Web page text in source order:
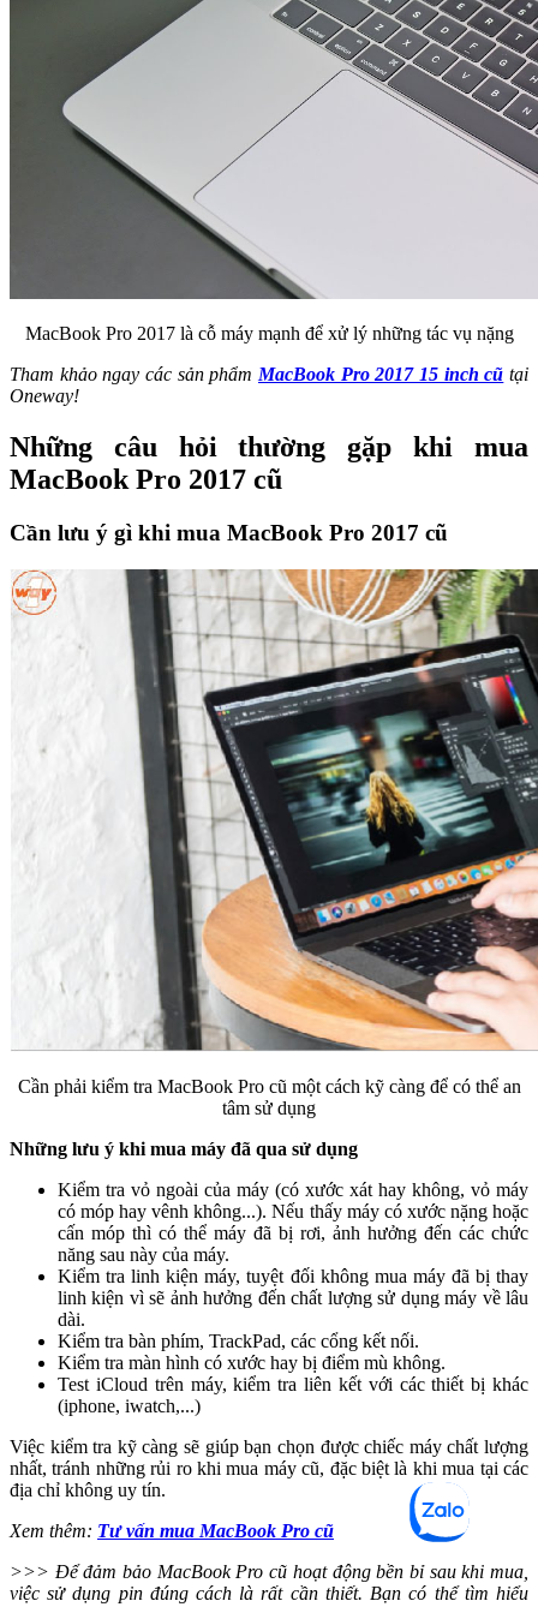
MacBook Pro 2017 là cỗ máy mạnh để xử lý những tác vụ nặng
Tham khảo ngay các sản phẩm MacBook Pro 2017 15 inch cũ tại
Oneway!
Những câu hỏi thường gặp khi mua
MacBook Pro 2017 cũ
Cần lưu ý gì khi mua MacBook Pro 2017 cũ
Cần phải kiểm tra MacBook Pro cũ một cách kỹ càng để có thể an
tâm sử dụng
Những lưu ý khi mua máy đã qua sử dụng
Kiểm tra vỏ ngoài của máy (có xước xát hay không, vỏ máy
có móp hay vênh không...). Nếu thấy máy có xước nặng hoặc
cấn móp thì có thể máy đã bị rơi, ảnh hưởng đến các chức
năng sau này của máy.
Kiểm tra linh kiện máy, tuyệt đối không mua máy đã bị thay
linh kiện vì sẽ ảnh hưởng đến chất lượng sử dụng máy về lâu
dài.
Kiểm tra bàn phím, TrackPad, các cổng kết nối.
Kiểm tra màn hình có xước hay bị điểm mù không.
Test iCloud trên máy, kiểm tra liên kết với các thiết bị khác
(iphone, iwatch,...)
Việc kiểm tra kỹ càng sẽ giúp bạn chọn được chiếc máy chất lượng
nhất, tránh những rủi ro khi mua máy cũ, đặc biệt là khi mua tại các
địa chỉ không uy tín.
Xem thêm: Tư vấn mua MacBook Pro cũ
>>> Để đảm bảo MacBook Pro cũ hoạt động bền bỉ sau khi mua,
việc sử dụng pin đúng cách là rất cần thiết. Bạn có thể tìm hiểu